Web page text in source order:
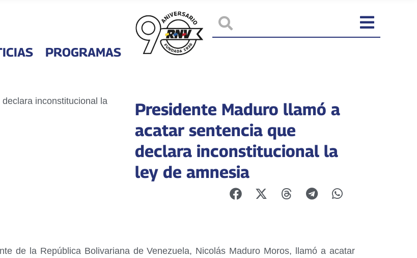
PROGRAMAS
Presidente Maduro llamó a
acatar sentencia que
declara inconstitucional la
ley de amnesia
de la República Bolivariana de Venezuela, Nicolás Maduro Moros, llamó a acatar